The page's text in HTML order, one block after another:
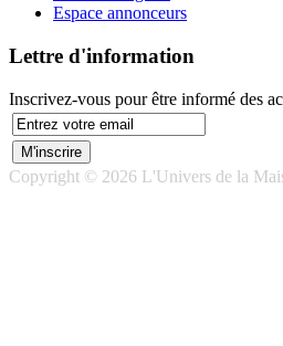
Espace annonceurs
Lettre d'information
Inscrivez-vous pour être informé des
Copyright © 2026 L'Univers de la